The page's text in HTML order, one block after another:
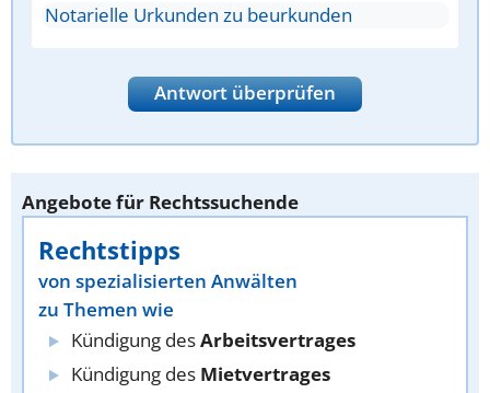
Notarielle Urkunden zu beurkunden
Antwort überprüfen
Angebote für Rechtssuchende
Rechtstipps
von spezialisierten Anwälten
zu Themen wie
Kündigung desArbeitsvertrages
Kündigung des Mietvertrages